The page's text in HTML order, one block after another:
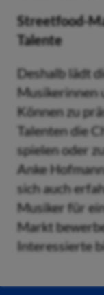
Streetfood-
Talente
Deshalb lädt
Musikerinnen
Können zu
Talenten die
spielen oder
Anke
sich auch
Musiker für
Markt
Interessierte